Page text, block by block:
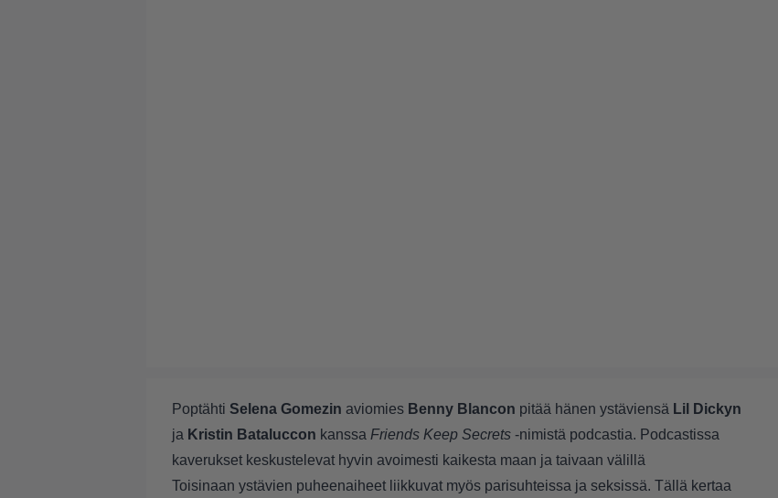
Poptähti Selena Gomezin aviomies Benny Blancon pitää hänen ystäviensä Lil Dickyn
ja Kristin Bataluccon kanssa Friends Keep Secrets -nimistä podcastia. Podcastissa
kaverukset keskustelevat hyvin avoimesti kaikesta maan ja taivaan välillä
Toisinaan ystävien puheenaiheet liikkuvat myös parisuhteissa ja seksissä. Tällä kertaa